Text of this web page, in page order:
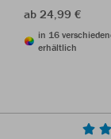
ab 24,99 €
in 16
erhältlich